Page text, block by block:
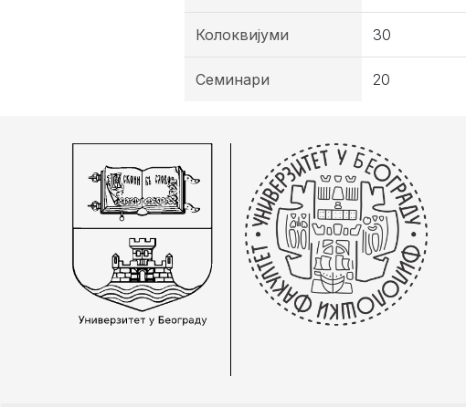
Колоквијуми 30
Семинари 20